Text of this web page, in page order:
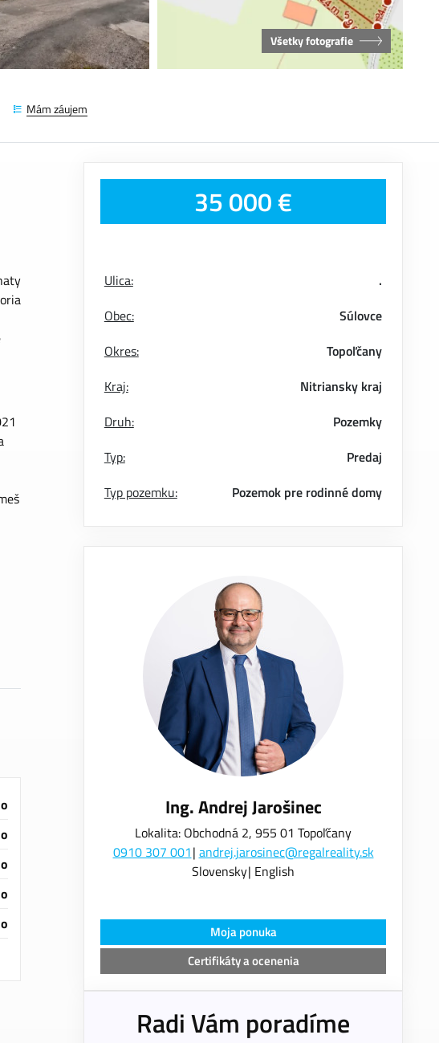
Všetky fotografie
Mám záujem
35 000 €
Ulica:
.
Obec:
Súlovce
Okres:
Topoľčany
Kraj:
Nitriansky kraj
Druh:
Pozemky
Typ:
Predaj
Typ pozemku:
Pozemok pre rodinné domy
Ing. Andrej Jarošinec
Lokalita: Obchodná 2, 955 01 Topoľčany
0910 307 001 andrej.jarosinec@regalreality.sk
Slovensky English
Moja ponuka
Certifikáty a ocenenia
Radi Vám poradíme